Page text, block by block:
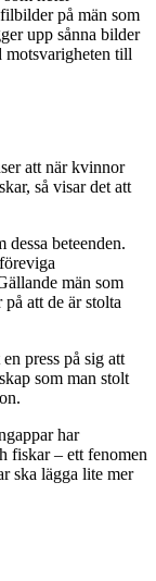
på män som
upp sånna bilder
till
att när kvinnor
så visar det att
beteenden.
män som
att de är stolta
press på sig att
som man stolt
har
fiskar – ett fenomen
ska lägga lite mer